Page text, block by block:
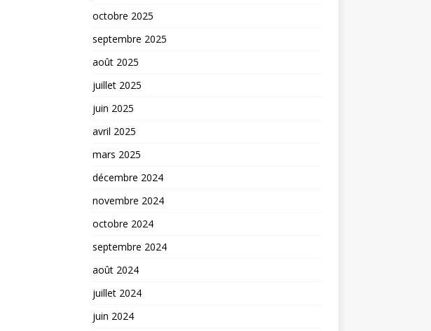
octobre 2025
septembre 2025
août 2025
juillet 2025
juin 2025
avril 2025
mars 2025
décembre 2024
novembre 2024
octobre 2024
septembre 2024
août 2024
juillet 2024
juin 2024